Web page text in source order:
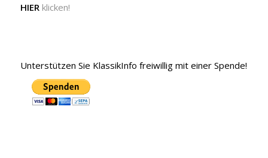
HIER klicken!
Unterstützen Sie KlassikInfo freiwillig mit einer Spende!